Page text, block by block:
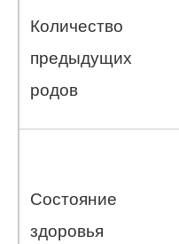
Количество
предыдущих
родов
Состояние
здоровья